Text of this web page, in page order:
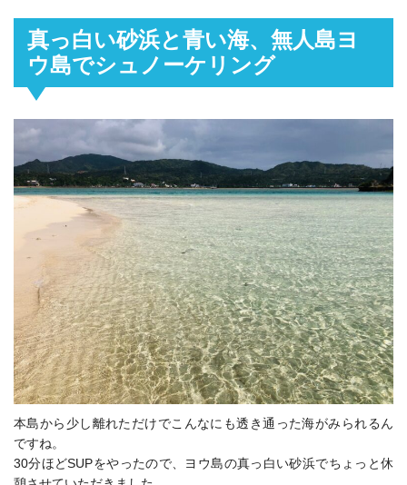
真っ白い砂浜と青い海、無人島ヨ
ウ島でシュノーケリング
本島から少し離れただけでこんなにも透き通った海がみられるん
ですね。
30分ほどSUPをやったので、ヨウ島の真っ白い砂浜でちょっと休